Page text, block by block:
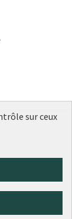
sur ceux